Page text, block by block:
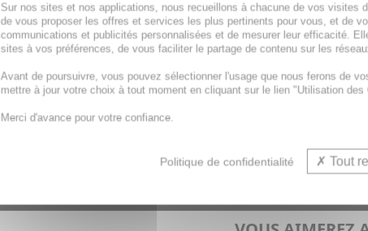
Sur nos sites et nos applications, nous recueillons à chacune de vos visites
de vous proposer les offres et services les plus pertinents pour vous, et de
communications et publicités personnalisées et de mesurer leur efficacité.
sites à vos préférences, de vous faciliter le partage de contenu sur les
Avant de poursuivre, vous pouvez sélectionner l'usage que nous ferons de
mettre à jour votre choix à tout moment en cliquant sur le lien "Utilisation
Merci d'avance pour votre confiance.
Politique de confidentialité Tout